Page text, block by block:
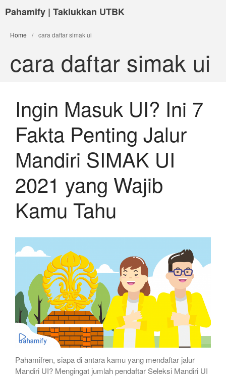
Pahamify | Taklukkan UTBK
Home / cara daftar simak ui
cara daftar simak ui
Ingin Masuk UI? Ini 7
Fakta Penting Jalur
Mandiri SIMAK UI
2021 yang Wajib
Kamu Tahu
Pahamifren, siapa di antara kamu yang mendaftar jalur
Mandiri UI? Mengingat jumlah pendaftar Seleksi Mandiri UI